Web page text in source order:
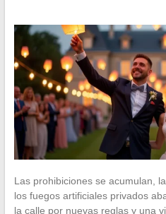
Las prohibiciones se acumulan,
los fuegos artificiales privados
la calle por nuevas reglas y una